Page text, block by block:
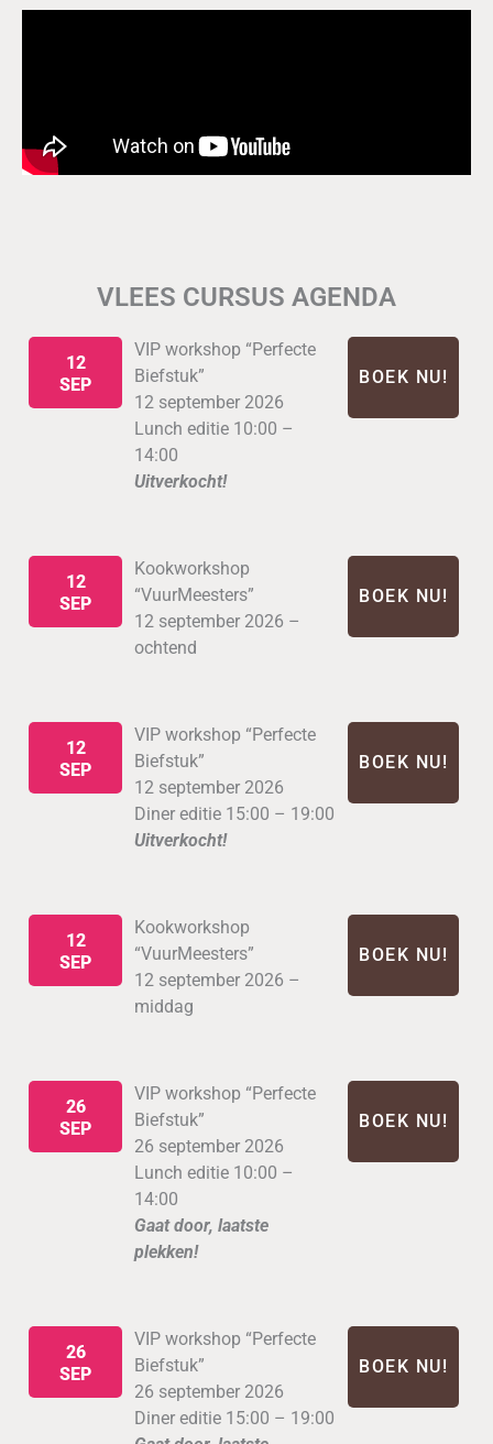
VLEES CURSUS AGENDA
12
SEP
VIP workshop “Perfecte
Biefstuk”
12 september 2026
Lunch editie 10:00 –
14:00
Uitverkocht!
BOEK NU!
12
SEP
Kookworkshop
“VuurMeesters”
12 september 2026 –
ochtend
BOEK NU!
12
SEP
VIP workshop “Perfecte
Biefstuk”
12 september 2026
Diner editie 15:00 – 19:00
Uitverkocht!
BOEK NU!
12
SEP
Kookworkshop
“VuurMeesters”
12 september 2026 –
middag
BOEK NU!
26
SEP
VIP workshop “Perfecte
Biefstuk”
26 september 2026
Lunch editie 10:00 –
14:00
Gaat door, laatste
plekken!
BOEK NU!
26
SEP
VIP workshop “Perfecte
Biefstuk”
26 september 2026
Diner editie 15:00 – 19:00
BOEK NU!